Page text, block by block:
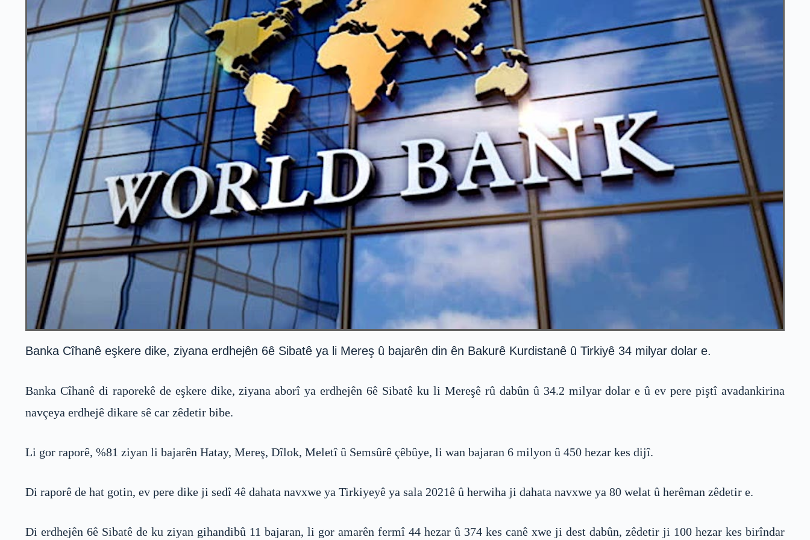
Banka Cîhanê eşkere dike, ziyana erdhejên 6ê Sibatê ya li Mereş û bajarên din ên Bakurê Kurdistanê û Tirkiyê 34 milyar dolar e.
Banka Cîhanê di raporekê de eşkere dike, ziyana aborî ya erdhejên 6ê Sibatê ku li Mereşê rû dabûn û 34.2 milyar dolar e û ev pere piştî avadankirina
navçeya erdhejê dikare sê car zêdetir bibe.
Li gor raporê, %81 ziyan li bajarên Hatay, Mereş, Dîlok, Meletî û Semsûrê çêbûye, li wan bajaran 6 milyon û 450 hezar kes dijî.
Di raporê de hat gotin, ev pere dike ji sedî 4ê dahata navxwe ya Tirkiyeyê ya sala 2021ê û herwiha ji dahata navxwe ya 80 welat û herêman zêdetir e.
Di erdhejên 6ê Sibatê de ku ziyan gihandibû 11 bajaran, li gor amarên fermî 44 hezar û 374 kes canê xwe ji dest dabûn, zêdetir ji 100 hezar kes birîndar